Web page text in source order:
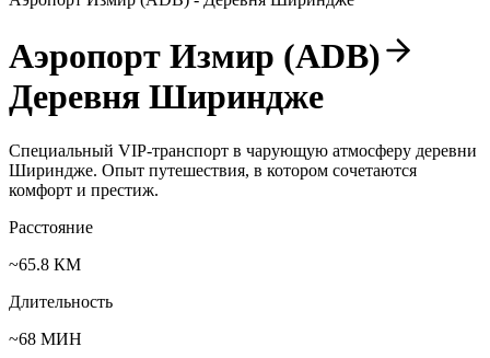
Аэропорт Измир (ADB)
Деревня Шириндже
Специальный VIP-транспорт в чарующую атмосферу деревни
Шириндже. Опыт путешествия, в котором сочетаются
комфорт и престиж.
Расстояние
~65.8 КМ
Длительность
~68 МИН